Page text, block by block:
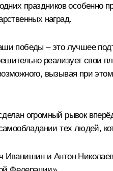
праздников особенно
наград.
победы – это лучшее
реализует свои
вызывая при
огромный рывок
тех людей,
Иванишин и Антон